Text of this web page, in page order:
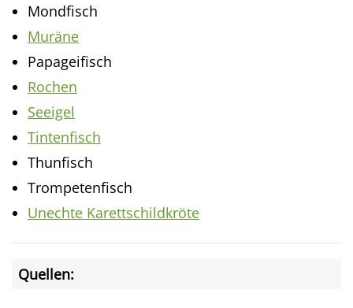
Mondfisch
Muräne
Papageifisch
Rochen
Seeigel
Tintenfisch
Thunfisch
Trompetenfisch
Unechte Karettschildkröte
Quellen: